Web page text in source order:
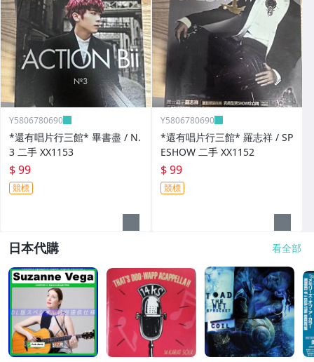
Y5806780690
*還有唱片行三館* 畢書盡 / N.
3 二手 XX1153
$ 99
競標
Y5806780690
*還有唱片行三館* 羅志祥 / SP
ESHOW 二手 XX1152
$ 99
競標
日本代購 看全部